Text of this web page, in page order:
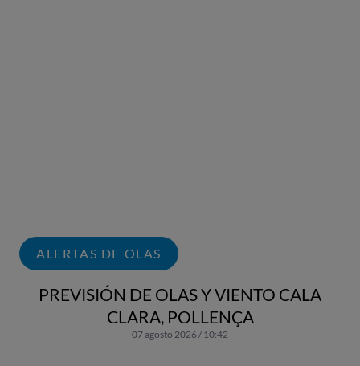
ALERTAS DE OLAS
PREVISIÓN DE OLAS Y VIENTO CALA
CLARA, POLLENÇA
07 agosto 2026 / 10:42